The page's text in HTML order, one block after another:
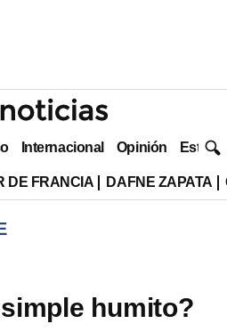
Internacional Opinión Estilo
DE FRANCIA DAFNE ZAPATA
humito?